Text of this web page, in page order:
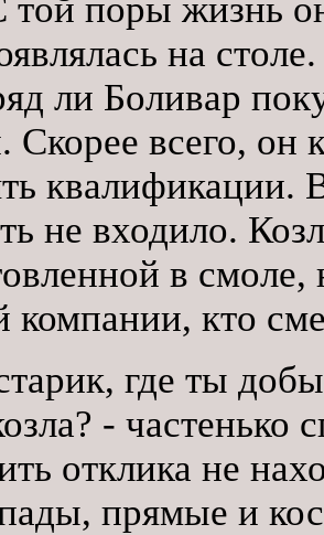
той поры жизнь
на
ли Боливар
Скорее всего, он
квалификации.
не входило.
в
компании, кто
где ты
-
отклика не
прямые и